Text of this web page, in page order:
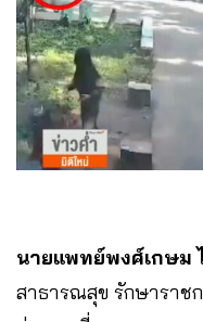
นายแพทย์พงศ์เกษม
สาธารณสุข รักษาราช